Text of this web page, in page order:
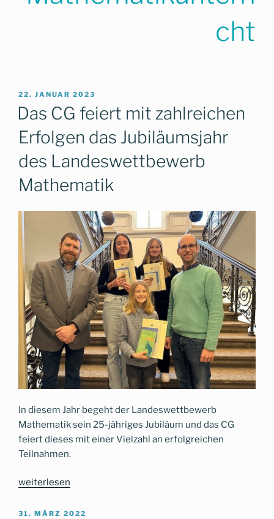
cht
VERÖFFENTLICHT
AM
22. JANUAR 2023
Das CG feiert mit zahlreichen
Erfolgen das Jubiläumsjahr
des Landeswettbewerb
Mathematik
In diesem Jahr begeht der Landeswettbewerb
Mathematik sein 25-jähriges Jubiläum und das CG
feiert dieses mit einer Vielzahl an erfolgreichen
Teilnahmen.
„Das
feiert
weiterlesen
VERÖFFENTLICHT
31. MÄRZ 2022